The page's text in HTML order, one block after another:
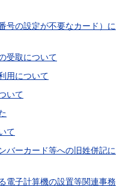
号の設定が不要なカード）に
受取について
用について
いて
て
バーカード等への旧姓併記に
電子計算機の設置等関連事務